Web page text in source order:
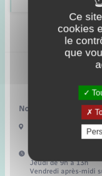
Nous contacter :
3 route de Fleury
Horaires d'ouverture :
Jeudi de 9h à 13h
Vendredi après-midi
Ce
cookies
le
que